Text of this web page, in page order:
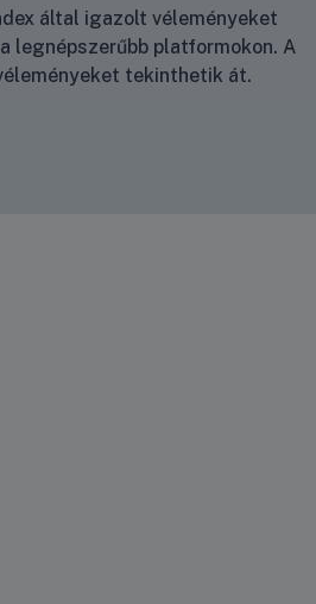
által igazolt véleményeket
legnépszerűbb platformokon. A
tekinthetik át.